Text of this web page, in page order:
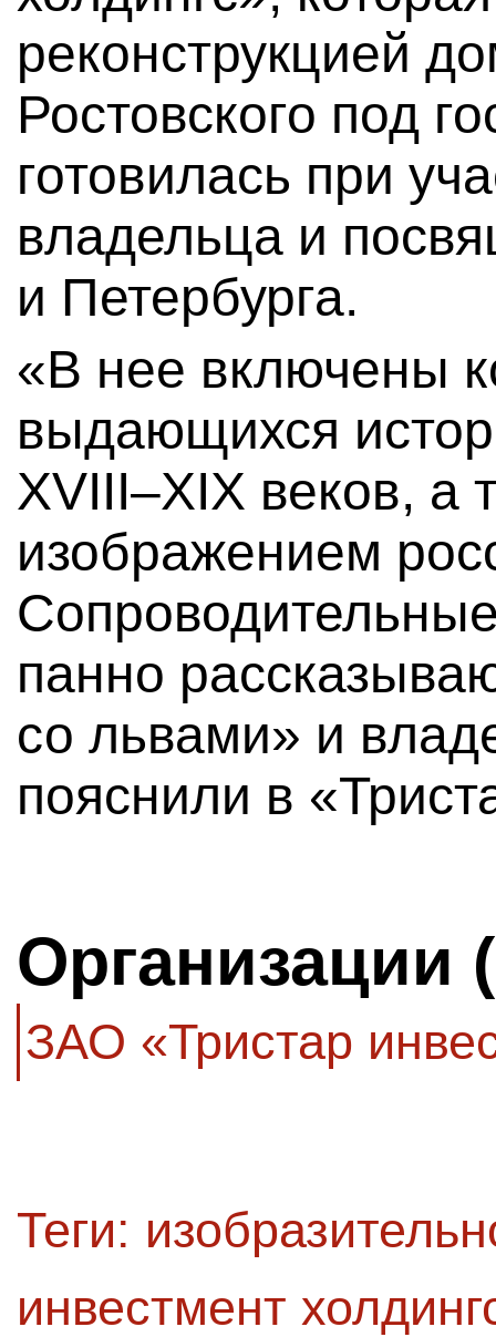
реконструкцией
Ростовского под
готовилась при
владельца и
и Петербурга.
«В нее включены
выдающихся
XVIII–XIX веков, а
изображением
панно
со львами» и
пояснили в
Организации
ЗАО «Тристар
Теги:
инвестмент